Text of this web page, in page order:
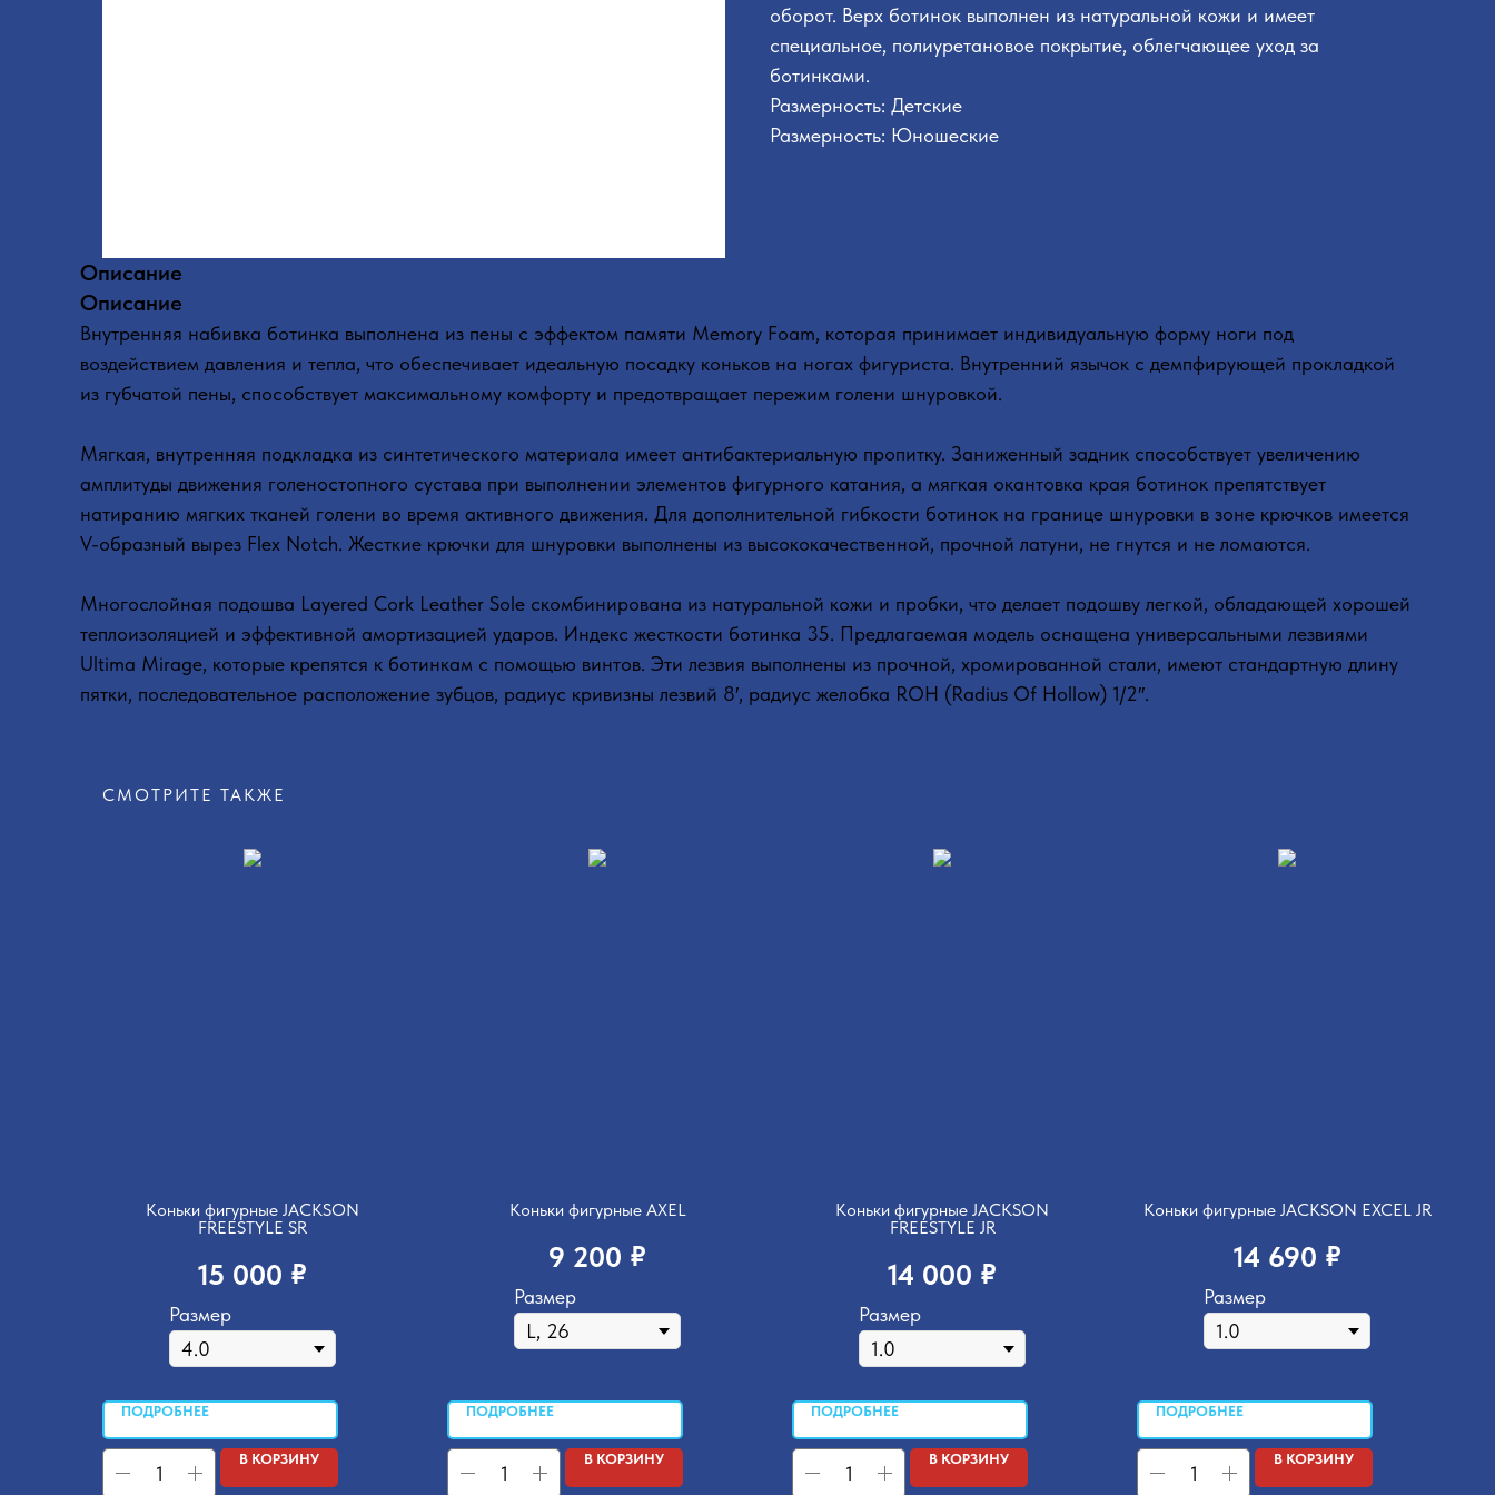
оборот. Верх ботинок выполнен из натуральной кожи и имеет
специальное, полиуретановое покрытие, облегчающее уход за
ботинками.
Размерность: Детские
Размерность: Юношеские
Описание
Описание
Внутренняя набивка ботинка выполнена из пены с эффектом памяти Memory Foam, которая принимает индивидуальную форму ноги под
воздействием давления и тепла, что обеспечивает идеальную посадку коньков на ногах фигуриста. Внутренний язычок с демпфирующей прокладкой
из губчатой пены, способствует максимальному комфорту и предотвращает пережим голени шнуровкой.
Мягкая, внутренняя подкладка из синтетического материала имеет антибактериальную пропитку. Заниженный задник способствует увеличению
амплитуды движения голеностопного сустава при выполнении элементов фигурного катания, а мягкая окантовка края ботинок препятствует
натиранию мягких тканей голени во время активного движения. Для дополнительной гибкости ботинок на границе шнуровки в зоне крючков имеется
V-образный вырез Flex Notch. Жесткие крючки для шнуровки выполнены из высококачественной, прочной латуни, не гнутся и не ломаются.
Многослойная подошва Layered Cork Leather Sole скомбинирована из натуральной кожи и пробки, что делает подошву легкой, обладающей хорошей
теплоизоляцией и эффективной амортизацией ударов. Индекс жесткости ботинка 35. Предлагаемая модель оснащена универсальными лезвиями
Ultima Mirage, которые крепятся к ботинкам с помощью винтов. Эти лезвия выполнены из прочной, хромированной стали, имеют стандартную длину
пятки, последовательное расположение зубцов, радиус кривизны лезвий 8′, радиус желобка ROH (Radius Of Hollow) 1/2″.
СМОТРИТЕ ТАКЖЕ
Коньки фигурные JACKSON
FREESTYLE SR
15 000 ₽
Размер
ПОДРОБНЕЕ
В КОРЗИНУ
Коньки фигурные AXEL
9 200 ₽
Размер
ПОДРОБНЕЕ
В КОРЗИНУ
Коньки фигурные JACKSON
FREESTYLE JR
14 000 ₽
Размер
ПОДРОБНЕЕ
В КОРЗИНУ
Коньки фигурные JACKSON EXCEL JR
14 690 ₽
Размер
ПОДРОБНЕЕ
В КОРЗИНУ